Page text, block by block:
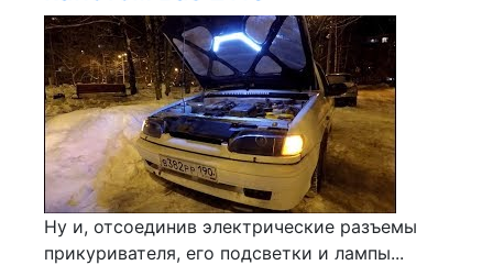
Ну и, отсоединив электрические разъемы
прикуривателя, его подсветки и лампы...